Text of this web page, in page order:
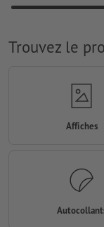
Trouvez le
Affiches